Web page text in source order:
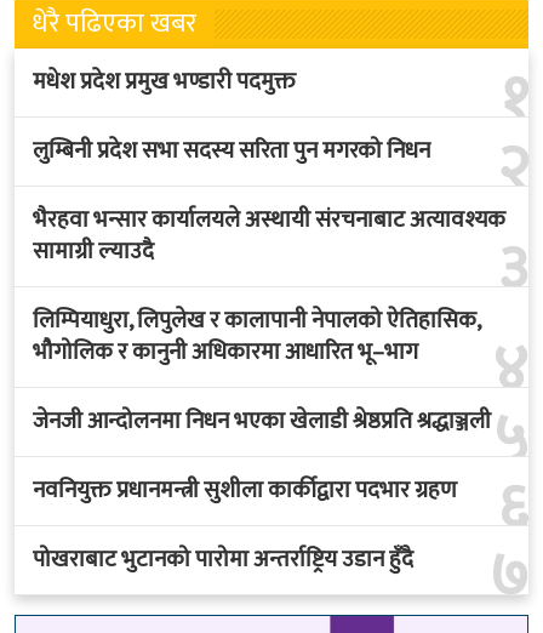
धेरै पढिएका खबर
१
मधेश प्रदेश प्रमुख भण्डारी पदमुक्त
२
लुम्बिनी प्रदेश सभा सदस्य सरिता पुन मगरको निधन
३
भैरहवा भन्सार कार्यालयले अस्थायी संरचनाबाट अत्यावश्यक
सामाग्री ल्याउदै
४
लिम्पियाधुरा, लिपुलेख र कालापानी नेपालको ऐतिहासिक,
भौगोलिक र कानुनी अधिकारमा आधारित भू–भाग
५
जेनजी आन्दोलनमा निधन भएका खेलाडी श्रेष्ठप्रति श्रद्धाञ्जली
६
नवनियुक्त प्रधानमन्त्री सुशीला कार्कीद्वारा पदभार ग्रहण
७
पोखराबाट भुटानको पारोमा अन्तर्राष्ट्रिय उडान हुँदै